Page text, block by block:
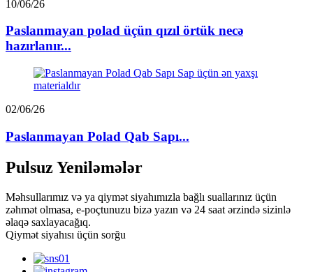
10/06/26
Paslanmayan polad üçün qızıl örtük necə
hazırlanır...
02/06/26
Paslanmayan Polad Qab Sapı...
Pulsuz Yeniləmələr
Məhsullarımız və ya qiymət siyahımızla bağlı suallarınız üçün
zəhmət olmasa, e-poçtunuzu bizə yazın və 24 saat ərzində sizinlə
əlaqə saxlayacağıq.
Qiymət siyahısı üçün sorğu